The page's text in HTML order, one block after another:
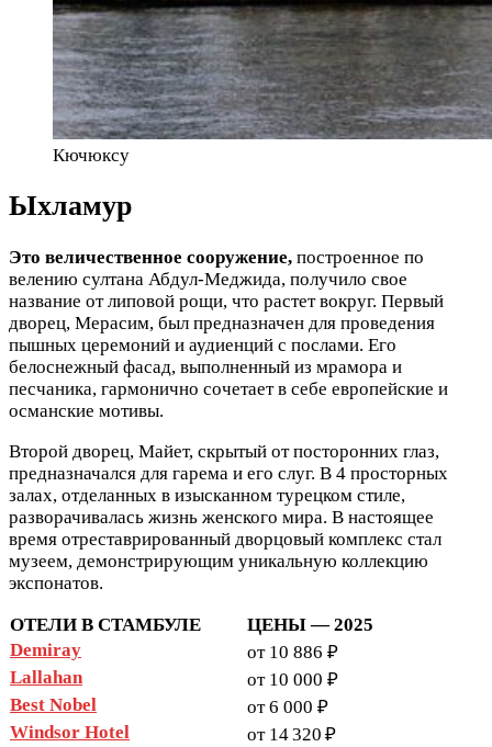
Кючюксу
Ыхламур
Это величественное сооружение, построенное по
велению султана Абдул-Меджида, получило свое
название от липовой рощи, что растет вокруг. Первый
дворец, Мерасим, был предназначен для проведения
пышных церемоний и аудиенций с послами. Его
белоснежный фасад, выполненный из мрамора и
песчаника, гармонично сочетает в себе европейские и
османские мотивы.
Второй дворец, Майет, скрытый от посторонних глаз,
предназначался для гарема и его слуг. В 4 просторных
залах, отделанных в изысканном турецком стиле,
разворачивалась жизнь женского мира. В настоящее
время отреставрированный дворцовый комплекс стал
музеем, демонстрирующим уникальную коллекцию
экспонатов.
ОТЕЛИ В СТАМБУЛЕ
ЦЕНЫ — 2025
Demiray
от 10 886 ₽
Lallahan
от 10 000 ₽
Best Nobel
от 6 000 ₽
Windsor Hotel
от 14 320 ₽